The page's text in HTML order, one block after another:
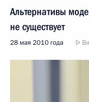
Альтернативы
не существует
28 мая 2010 года